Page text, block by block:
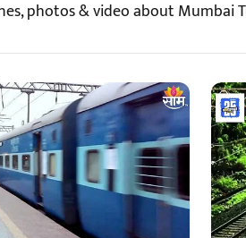
photos & video about Mumbai